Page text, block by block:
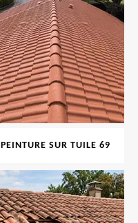
PEINTURE SUR TUILE 69